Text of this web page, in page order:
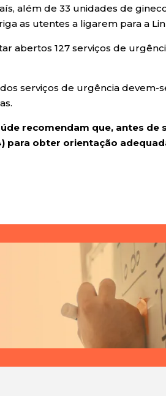
além de 33 unidades de
as utentes a ligarem para a
abertos 127 serviços de
serviços de urgência devem-
recomendam que, antes de
para obter orientação